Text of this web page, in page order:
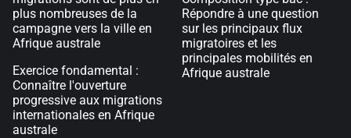
plus nombreuses de la
campagne vers la ville en
Afrique australe
Exercice fondamental :
Connaître l'ouverture
progressive aux migrations
internationales en Afrique
australe
Répondre à une question
sur les principaux flux
migratoires et les
principales mobilités en
Afrique australe